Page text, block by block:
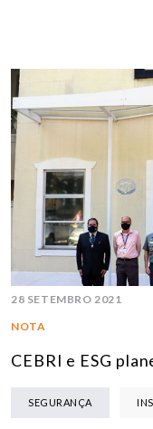
28 SETEMBRO 2021
NOTA
CEBRI e ESG
SEGURANÇA